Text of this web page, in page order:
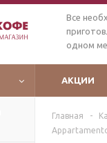
Все
одном
АКЦИИ
Главная -